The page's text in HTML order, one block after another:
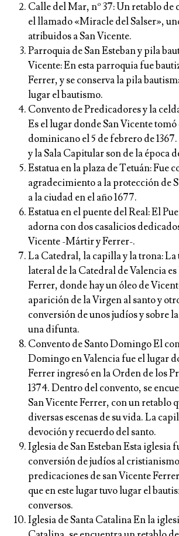
Calle del Mar, nº 37: Un retablo de
el llamado «Miracle del Salser»,
atribuidos a San Vicente.
Parroquia de San Esteban y pila
Vicente: En esta parroquia fue
Ferrer, y se conserva la pila
lugar el bautismo.
Convento de Predicadores y la
Es el lugar donde San Vicente
dominicano el 5 de febrero de
y la Sala Capitular son de la época
Estatua en la plaza de Tetuán: Fue
agradecimiento a la protección de
a la ciudad en el año 1677.
Estatua en el puente del Real: El
adorna con dos casalicios
Vicente -Mártir y Ferrer-.
La Catedral, la capilla y la trona:
lateral de la Catedral de Valencia
Ferrer, donde hay un óleo de
aparición de la Virgen al santo y
conversión de unos judíos y sobre
una difunta.
Convento de Santo Domingo El
Domingo en Valencia fue el lugar
Ferrer ingresó en la Orden de los
1374. Dentro del convento, se
San Vicente Ferrer, con un retablo
diversas escenas de su vida. La
devoción y recuerdo del santo.
Iglesia de San Esteban Esta iglesia
conversión de judíos al
predicaciones de san Vicente Ferrer
que en este lugar tuvo lugar el
conversos.
Iglesia de Santa Catalina En la